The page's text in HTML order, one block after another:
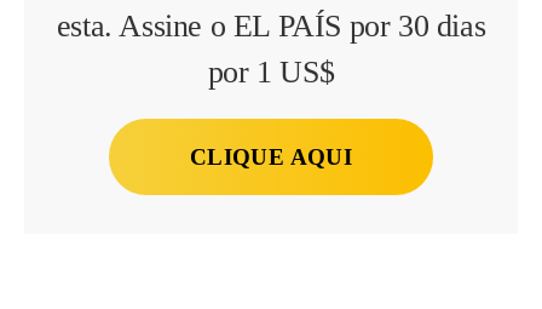
esta. Assine o EL PAÍS por 30 dias
por 1 US$
CLIQUE AQUI